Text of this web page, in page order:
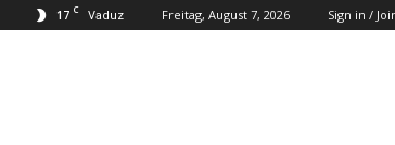
17 C Vaduz Freitag, August 7, 2026 Sign in /